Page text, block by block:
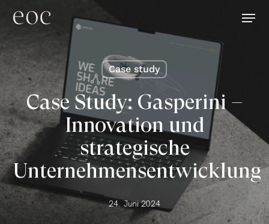
Skip
content
Menu
Case study
Case Study: Gasperini –
Innovation und
strategische
Unternehmensentwicklung
24. Juni 2024